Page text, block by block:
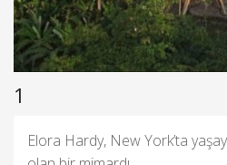
1
Elora Hardy, New York’ta